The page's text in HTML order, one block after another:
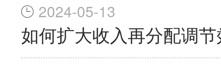
2024-05-13
如何扩大收入再分配调